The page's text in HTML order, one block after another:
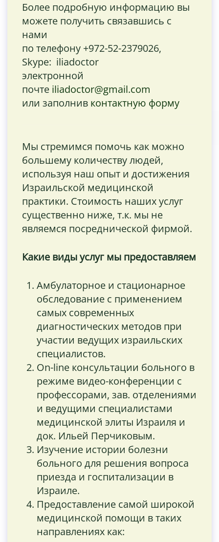
Более подробную информацию вы
можете получить связавшись с
нами
по телефону +972-52-2379026,
Skype: iliadoctor
электронной
почте iliadoctor@gmail.com
или заполнив контактную форму
Мы стремимся помочь как можно
большему количеству людей,
используя наш опыт и достижения
Израильской медицинской
практики. Стоимость наших услуг
существенно ниже, т.к. мы не
являемся посреднической фирмой.
Какие виды услуг мы предоставляем
Амбулаторное и стационарное
обследование с применением
самых современных
диагностических методов при
участии ведущих израильских
специалистов.
On-line консультации больного в
режиме видео-конференции с
профессорами, зав. отделениями
и ведущими специалистами
медицинской элиты Израиля и
док. Ильей Перчиковым.
Изучение истории болезни
больного для решения вопроса
приезда и госпитализации в
Израиле.
Предоставление самой широкой
медицинской помощи в таких
направлениях как: